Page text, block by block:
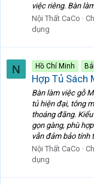
việc riêng. Bàn
Nội Thất CaCo
dụng
N Hồ Chí Minh
Hợp Tủ Sách
Bàn làm việc gỗ
tủ hiện đại, tông
thoáng đãng.
gọn gàng, phù
vẫn đảm bảo tính
Nội Thất CaCo
dụng